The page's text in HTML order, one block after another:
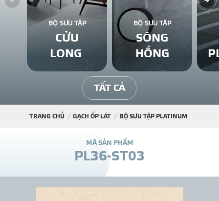
GẠCH ỐP LÁT
BÊ TÔNG KHÍ
NGÓI LỢP
THƯ
BỘ SƯU TẬP
CỬU
LONG
BỘ SƯU TẬP
SÔNG
HỒNG
TẤT CẢ
TRANG CHỦ GẠCH ỐP LÁT BỘ SƯU TẬP PLATINUM
MÃ SẢN PHẨM
PL36-ST03